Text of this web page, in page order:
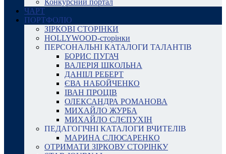
Конкурсний портал
ЧАРТ
ПОРТФОЛІО
ЗІРКОВІ СТОРІНКИ
HOLLYWOOD-сторінки
ПЕРСОНАЛЬНІ КАТАЛОГИ ТАЛАНТІВ
БОРИС ПУГАЧ
ВАЛЕРІЯ ШКОЛЬНА
ДАНІІЛ РЕБЕРТ
ЄВА НАБОЙЧЕНКО
ІВАН ПРОЦІВ
ОЛЕКСАНДРА РОМАНОВА
МИХАЙЛО ЖУРБА
МИХАЙЛО СЛЄПУХІН
ПЕДАГОГІЧНІ КАТАЛОГИ ВЧИТЕЛІВ
МАРИНА СЛЮСАРЕНКО
ОТРИМАТИ ЗІРКОВУ СТОРІНКУ